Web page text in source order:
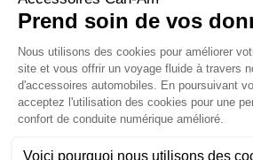
ACCESSOIRES CAN-AM
Le site d'accessoires Can-Am vous propose
pour équiper votre véhicule 3 roues (On Road)